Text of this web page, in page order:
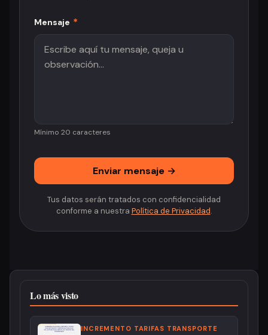
Mensaje *
Mínimo 20 caracteres
Enviar mensaje →
Tus datos serán tratados con confidencialidad
conforme a nuestra Política de Privacidad.
Lo más visto
INCREMENTO TARIFAS TRANSPORTE